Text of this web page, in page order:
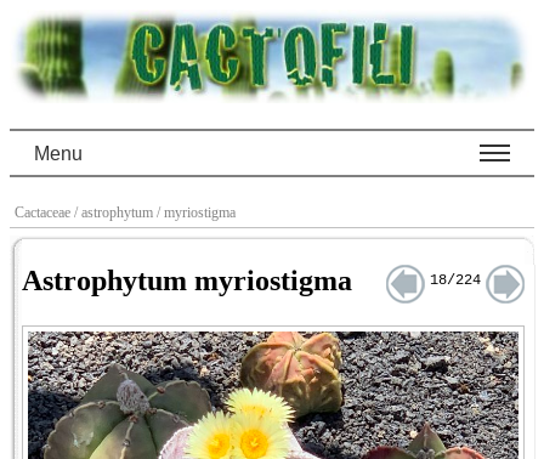
Menu
Cactaceae / astrophytum / myriostigma
Astrophytum myriostigma 18/224